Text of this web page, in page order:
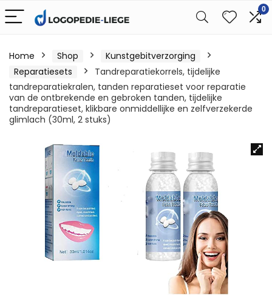
0
Home Shop
Kunstgebitverzorging
Reparatiesets
Tandreparatiekorrels, tijdelijke
tandreparatiekralen, tanden reparatieset voor reparatie
van de ontbrekende en gebroken tanden, tijdelijke
tandreparatieset, klikbare onmiddellijke en zelfverzekerde
glimlach (30ml, 2 stuks)